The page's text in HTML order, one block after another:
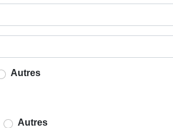
Autres
Autres